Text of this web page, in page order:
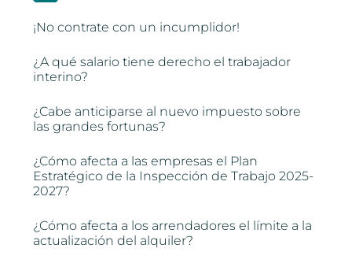
¡No contrate con un incumplidor!
¿A qué salario tiene derecho el trabajador
interino?
¿Cabe anticiparse al nuevo impuesto sobre
las grandes fortunas?
¿Cómo afecta a las empresas el Plan
Estratégico de la Inspección de Trabajo 2025-
2027?
¿Cómo afecta a los arrendadores el límite a la
actualización del alquiler?